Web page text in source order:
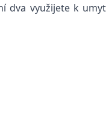
dva využijete k